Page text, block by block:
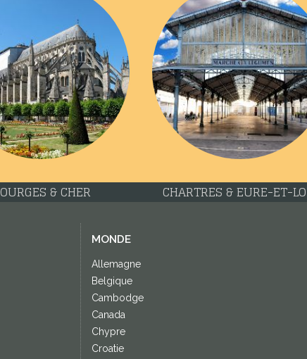
TOURS & INDRE-ET-LOIRE
MONDE
Allemagne
Belgique
Cambodge
Canada
Chypre
Croatie